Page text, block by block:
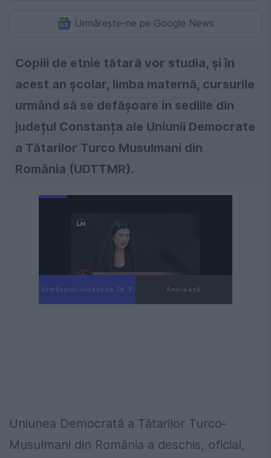
Urmărește-ne pe Google News
Copiii de etnie tătară vor studia, și în
acest an școlar, limba maternă, cursurile
urmând să se defășoare in sediile din
județul Constanța ale Uniunii Democrate
a Tătarilor Turco Musulmani din
România (UDTTMR).
Următorul videoclip în 4 Anulează
Uniunea Democrată a Tătarilor Turco-
Musulmani din România a deschis, oficial,